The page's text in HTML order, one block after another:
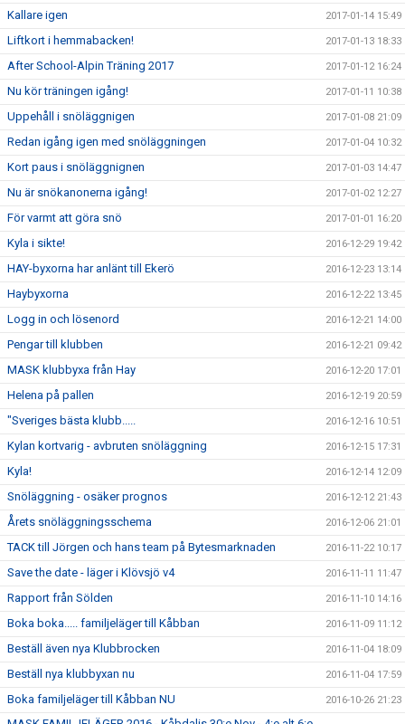
Kallare igen 2017-01-14 15:49
Liftkort i hemmabacken! 2017-01-13 18:33
After School-Alpin Träning 2017 2017-01-12 16:24
Nu kör träningen igång! 2017-01-11 10:38
Uppehåll i snöläggnigen 2017-01-08 21:09
Redan igång igen med snöläggningen 2017-01-04 10:32
Kort paus i snöläggnignen 2017-01-03 14:47
Nu är snökanonerna igång! 2017-01-02 12:27
För varmt att göra snö 2017-01-01 16:20
Kyla i sikte! 2016-12-29 19:42
HAY-byxorna har anlänt till Ekerö 2016-12-23 13:14
Haybyxorna 2016-12-22 13:45
Logg in och lösenord 2016-12-21 14:00
Pengar till klubben 2016-12-21 09:42
MASK klubbyxa från Hay 2016-12-20 17:01
Helena på pallen 2016-12-19 20:59
"Sveriges bästa klubb..... 2016-12-16 10:51
Kylan kortvarig - avbruten snöläggning 2016-12-15 17:31
Kyla! 2016-12-14 12:09
Snöläggning - osäker prognos 2016-12-12 21:43
Årets snöläggningsschema 2016-12-06 21:01
TACK till Jörgen och hans team på Bytesmarknaden 2016-11-22 10:17
Save the date - läger i Klövsjö v4 2016-11-11 11:47
Rapport från Sölden 2016-11-10 14:16
Boka boka..... familjeläger till Kåbban 2016-11-09 11:12
Beställ även nya Klubbrocken 2016-11-04 18:09
Beställ nya klubbyxan nu 2016-11-04 17:59
Boka familjeläger till Kåbban NU 2016-10-26 21:23